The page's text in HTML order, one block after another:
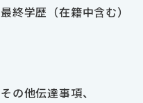
最終学歴（在籍中含む）
その他伝達事項、